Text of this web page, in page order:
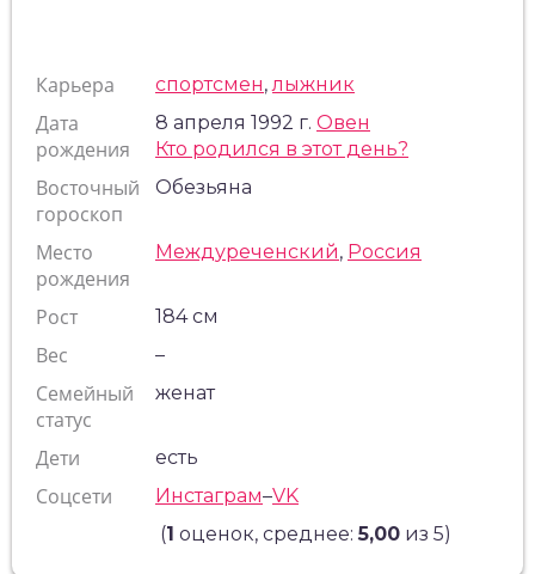
Карьера спортсмен,лыжник
Дата
рождения
8 апреля 1992 г. Овен
Кто родился в этот день?
Восточный
гороскоп
Обезьяна
Место
рождения
Междуреченский, Россия
Рост 184 см
Вес –
Семейный
статус
женат
Дети есть
Соцсети Инстаграм–VK
(1 оценок, среднее:5,00 из 5)